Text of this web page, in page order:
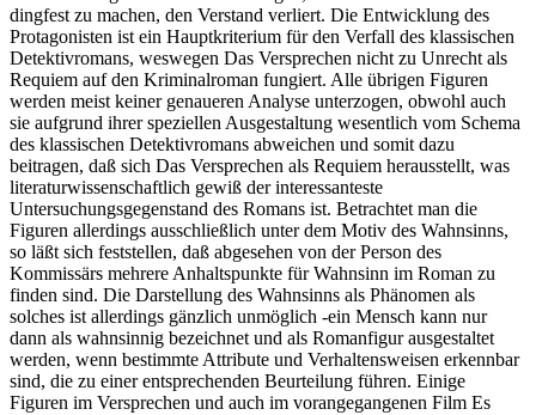
dingfest zu machen, den Verstand verliert. Die Entwicklung des
Protagonisten ist ein Hauptkriterium für den Verfall des klassischen
Detektivromans, weswegen Das Versprechen nicht zu Unrecht als
Requiem auf den Kriminalroman fungiert. Alle übrigen Figuren
werden meist keiner genaueren Analyse unterzogen, obwohl auch
sie aufgrund ihrer speziellen Ausgestaltung wesentlich vom Schema
des klassischen Detektivromans abweichen und somit dazu
beitragen, daß sich Das Versprechen als Requiem herausstellt, was
literaturwissenschaftlich gewiß der interessanteste
Untersuchungsgegenstand des Romans ist. Betrachtet man die
Figuren allerdings ausschließlich unter dem Motiv des Wahnsinns,
so läßt sich feststellen, daß abgesehen von der Person des
Kommissärs mehrere Anhaltspunkte für Wahnsinn im Roman zu
finden sind. Die Darstellung des Wahnsinns als Phänomen als
solches ist allerdings gänzlich unmöglich -ein Mensch kann nur
dann als wahnsinnig bezeichnet und als Romanfigur ausgestaltet
werden, wenn bestimmte Attribute und Verhaltensweisen erkennbar
sind, die zu einer entsprechenden Beurteilung führen. Einige
Figuren im Versprechen und auch im vorangegangenen Film Es